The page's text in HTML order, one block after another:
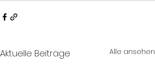
Aktuelle Beiträge Alle ansehen